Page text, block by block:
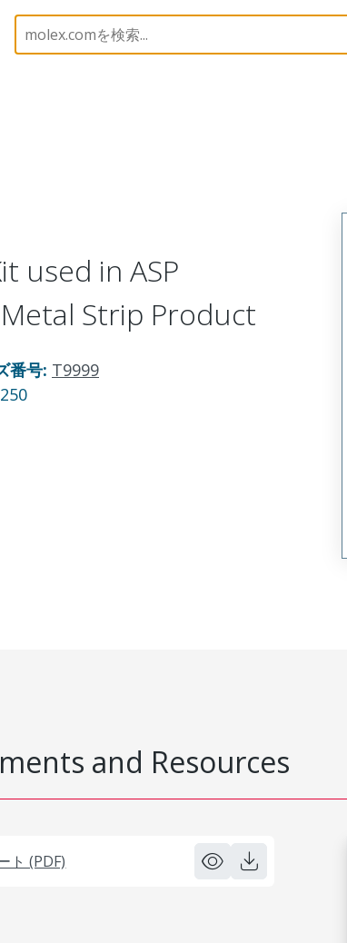
and Crimp Modules T9999 190290050
used in ASP
Strip Product
番号: T9999
and Resources
ト (PDF)